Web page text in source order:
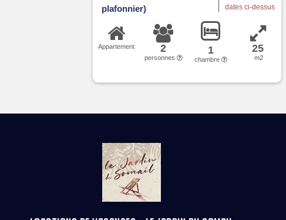
plafonnier)
dates ci-dessus
Appartement 2
personnes
1
chambre
25
m2